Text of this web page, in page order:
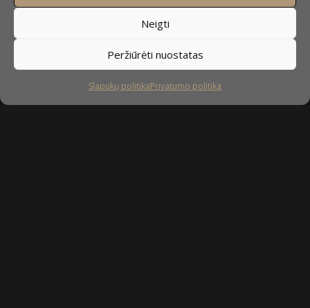
Neigti
Peržiūrėti nuostatas
Slapukų politikaPrivatumo politika
Sekite mus